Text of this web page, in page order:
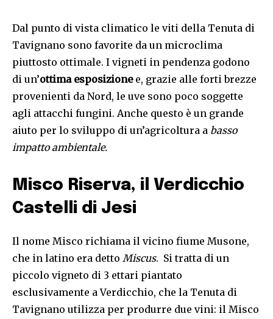
Dal punto di vista climatico le viti della Tenuta di
Tavignano sono favorite da un microclima
piuttosto ottimale. I vigneti in pendenza godono
di un’ottima esposizionee, grazie alle forti brezze
provenienti da Nord, le uve sono poco soggette
agli attacchi fungini. Anche questo è un grande
aiuto per lo sviluppo di un’agricoltura a basso
impatto ambientale.
Misco Riserva, il Verdicchio
Castelli di Jesi
Il nome Misco richiama il vicino fiume Musone,
che in latino era detto Miscus. Si tratta di un
piccolo vigneto di 3 ettari piantato
esclusivamente a Verdicchio, che la Tenuta di
Tavignano utilizza per produrre due vini: il Misco